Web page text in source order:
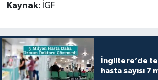
Kaynak: İGF
İngiltere’de
hasta sayısı 7